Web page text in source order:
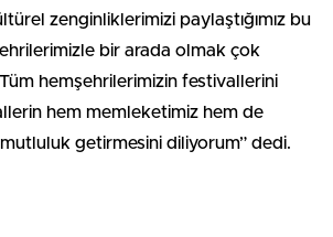
zenginliklerimizi paylaştığımız bu
bir arada olmak çok
hemşehrilerimizin festivallerini
hem memleketimiz hem de
getirmesini diliyorum” dedi.